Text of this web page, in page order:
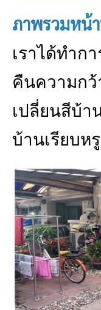
ภาพรวมหน้
เราได้ทำก
คืนความกว้
เปลี่ยนสีบ้า
บ้านเรียบห